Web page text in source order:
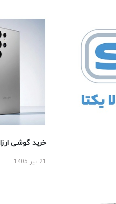
خرید گوشی ارزان